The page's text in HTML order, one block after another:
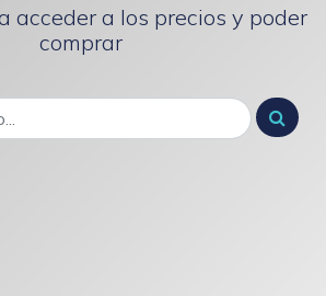
acceder a los precios y poder
comprar